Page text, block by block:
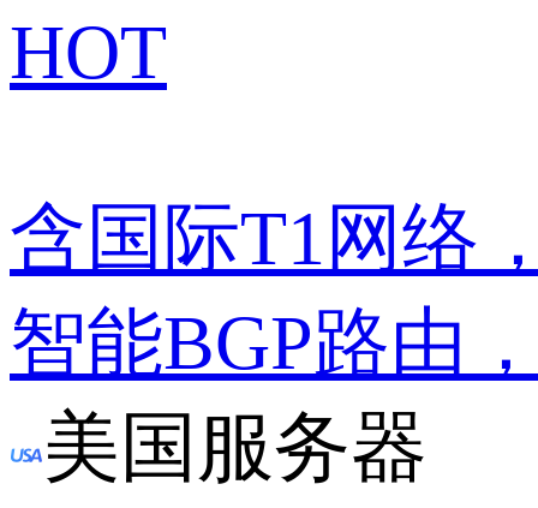
HOT
含国际T1网络
智能BGP路由
美国服务器